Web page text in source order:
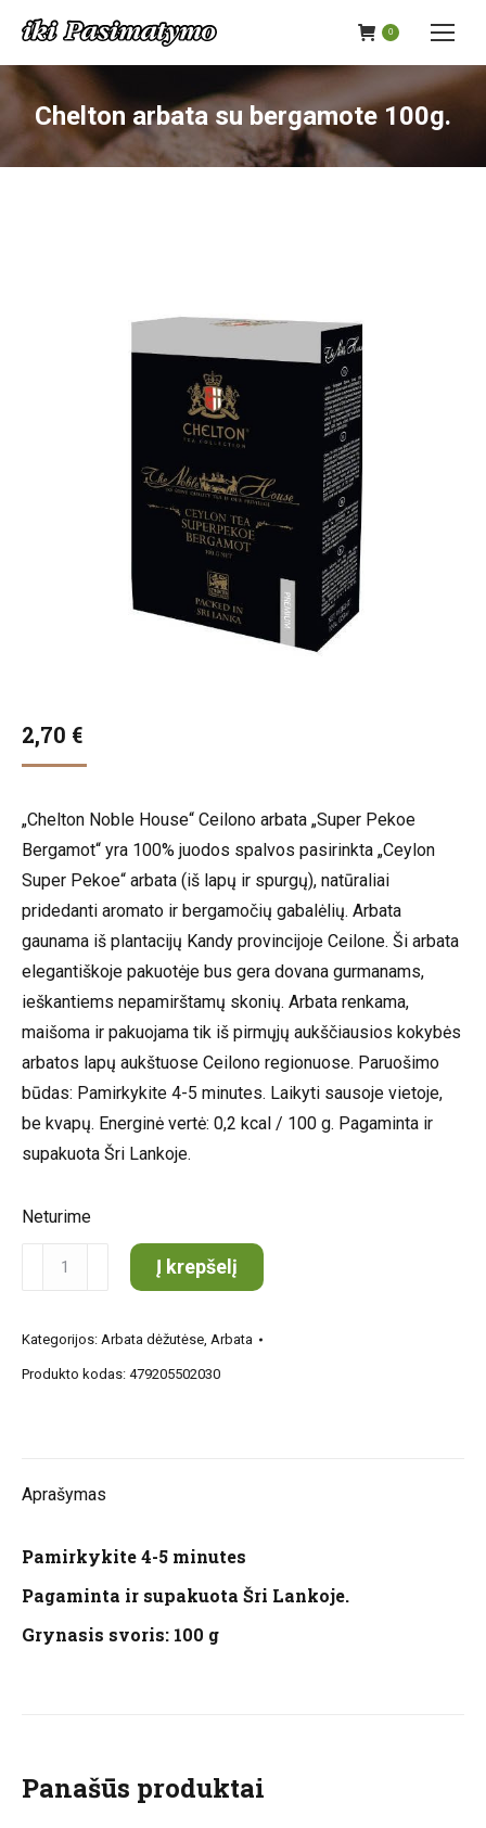
0
Chelton arbata su bergamote 100g.
2,70 €
„Chelton Noble House“ Ceilono arbata „Super Pekoe
Bergamot“ yra 100% juodos spalvos pasirinkta „Ceylon
Super Pekoe“ arbata (iš lapų ir spurgų), natūraliai
pridedanti aromato ir bergamočių gabalėlių. Arbata
gaunama iš plantacijų Kandy provincijoje Ceilone. Ši arbata
elegantiškoje pakuotėje bus gera dovana gurmanams,
ieškantiems nepamirštamų skonių. Arbata renkama,
maišoma ir pakuojama tik iš pirmųjų aukščiausios kokybės
arbatos lapų aukštuose Ceilono regionuose. Paruošimo
būdas: Pamirkykite 4-5 minutes. Laikyti sausoje vietoje,
be kvapų. Energinė vertė: 0,2 kcal / 100 g. Pagaminta ir
supakuota Šri Lankoje.
Neturime
produkto
kiekis:
arbata
su
Į krepšelį
Kategorijos: Arbata dėžutėse, Arbata
Produkto kodas: 479205502030
Aprašymas
Pamirkykite 4-5 minutes
Pagaminta ir supakuota Šri Lankoje.
Grynasis svoris: 100 g
Panašūs produktai